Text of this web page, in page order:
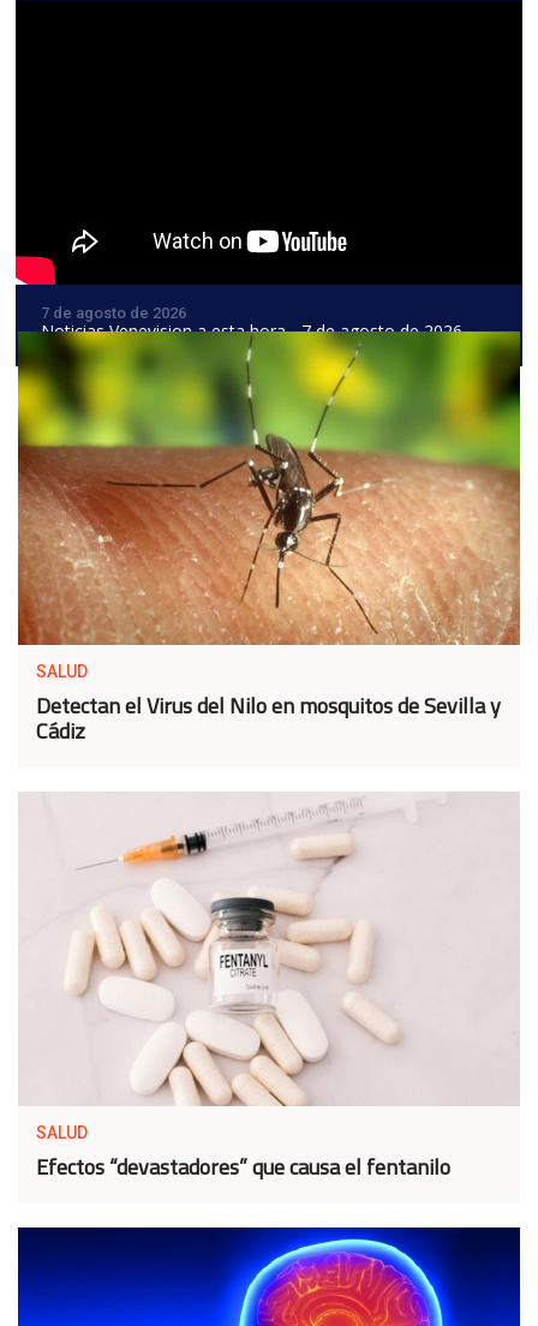
7 de agosto de 2026
Noticias Venevision a esta hora - 7 de agosto de 2026
SALUD
Detectan el Virus del Nilo en mosquitos de Sevilla y
Cádiz
SALUD
Efectos “devastadores” que causa el fentanilo